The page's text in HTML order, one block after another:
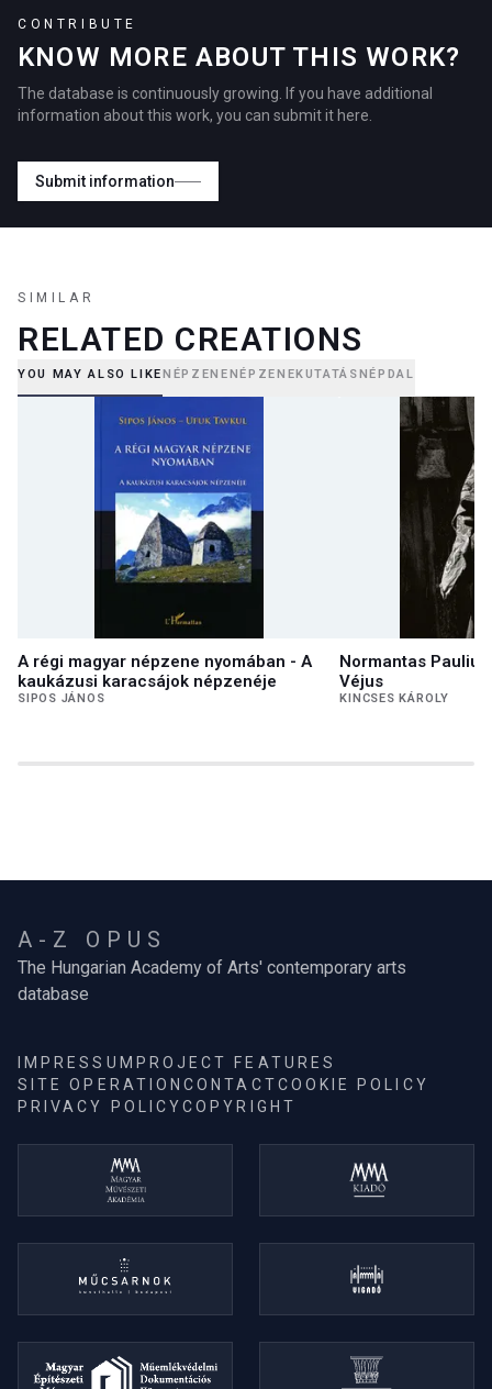
CONTRIBUTE
KNOW MORE ABOUT THIS WORK?
The database is continuously growing. If you have additional
information about this work, you can submit it here.
Submit information
SIMILAR
RELATED CREATIONS
YOU MAY ALSO LIKENÉPZENENÉPZENEKUTATÁSNÉPDAL
A régi magyar népzene nyomában - A
kaukázusi karacsájok népzenéje
SIPOS JÁNOS
Normantas
Véjus
KINCSES KÁROLY
A-Z OPUS
The Hungarian Academy of Arts' contemporary arts
database
IMPRESSUM PROJECT FEATURES
SITE OPERATIONCONTACTCOOKIE POLICY
PRIVACY POLICYCOPYRIGHT